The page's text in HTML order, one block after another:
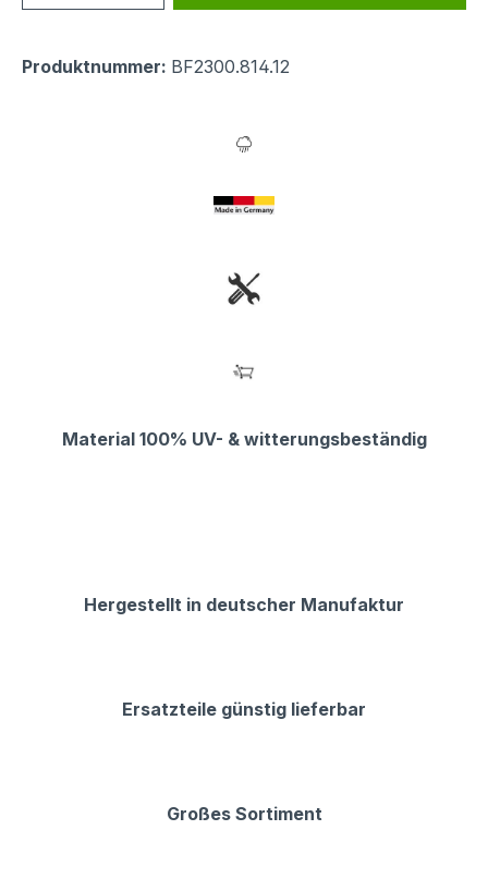
Produktnummer: BF2300.814.12
Material 100% UV- & witterungsbeständig
Hergestellt in deutscher Manufaktur
Ersatzteile günstig lieferbar
Großes Sortiment